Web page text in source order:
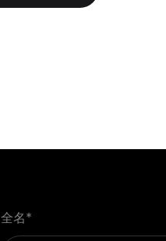
全名*